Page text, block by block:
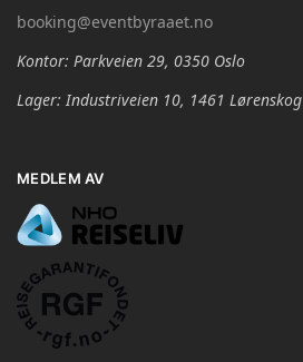
booking@eventbyraaet.no
Kontor: Parkveien 29, 0350 Oslo
Lager: Industriveien 10, 1461 Lørenskog
MEDLEM AV